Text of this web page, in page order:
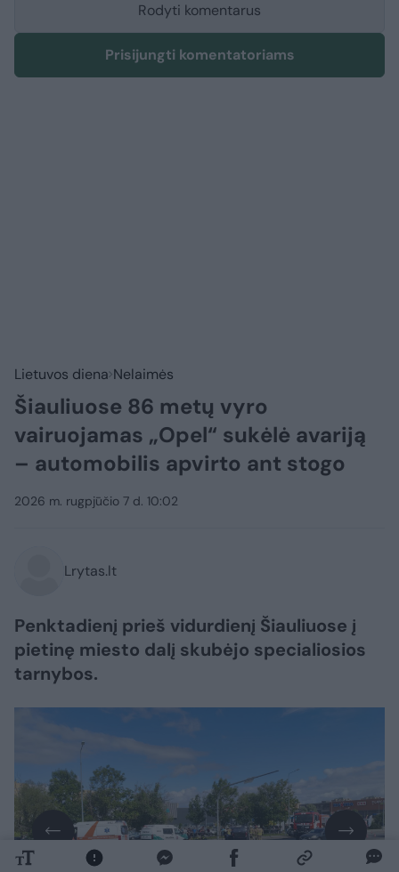
Rodyti komentarus
Prisijungti komentatoriams
Lietuvos diena Nelaimės
Šiauliuose 86 metų vyro
vairuojamas „Opel“ sukėlė avariją
– automobilis apvirto ant stogo
2026 m. rugpjūčio 7 d. 10:02
Lrytas.lt
Penktadienį prieš vidurdienį Šiauliuose į
pietinę miesto dalį skubėjo specialiosios
tarnybos.